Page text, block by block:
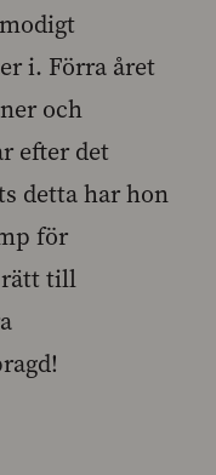
i. Förra året
och
efter det
detta har hon
för
rätt till